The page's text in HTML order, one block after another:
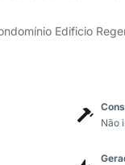
Edificio
Não